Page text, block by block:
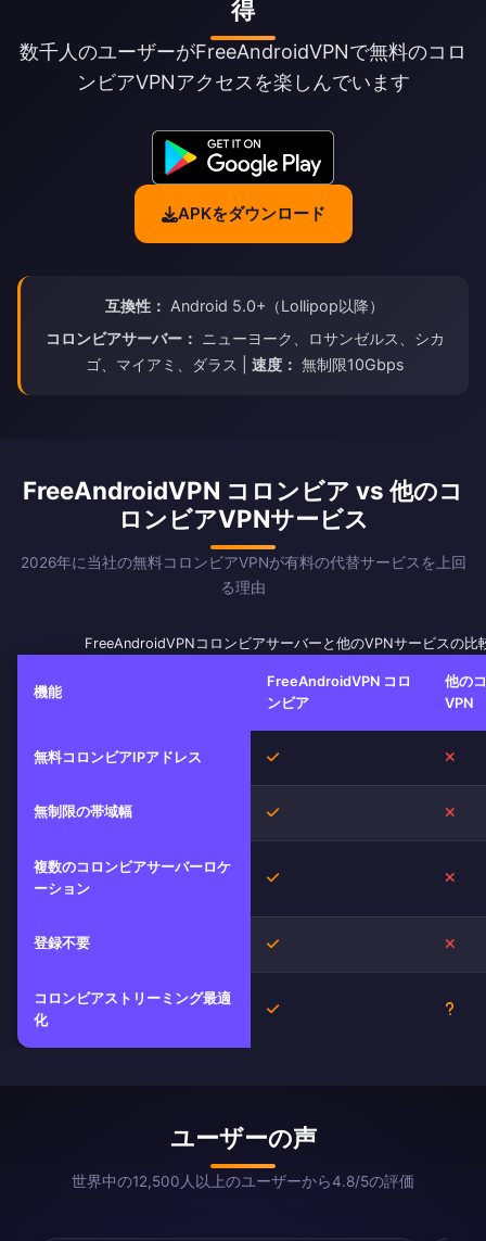
得
数千人のユーザーがFreeAndroidVPNで無料のコロ
ンビアVPNアクセスを楽しんでいます
APKをダウンロード
互換性： Android 5.0+（Lollipop以降）
コロンビアサーバー：
ニューヨーク、ロサンゼルス、シカ
ゴ、マイアミ、ダラス | 速度： 無制限10Gbps
FreeAndroidVPN コロンビア vs 他のコ
ロンビアVPNサービス
2026年に当社の無料コロンビアVPNが有料の代替サービスを上回
る理由
FreeAndroidVPNコロンビアサーバーと他のVPNサービスの比
機能
FreeAndroidVPN コロ
ンビア
他の
VPN
無料コロンビアIPアドレス はい
無制限の帯域幅 はい
複数のコロンビアサーバーロケ
ーション
はい
登録不要 はい
コロンビアストリーミング最適
化
はい
ユーザーの声
世界中の12,500人以上のユーザーから4.8/5の評価